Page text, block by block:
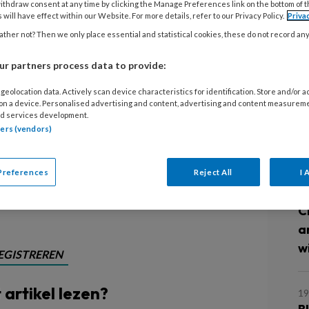
Waar moet ik nu heen met al mijn
mijn grote en kleine irritaties
losgaan op onderwerpen
ben, ongezouten mijn mening
Ik moet iets doen met alles
de onderwerpen die mij blijven
of grootse plannen.
lezen?
4
consent at any time by clicking the Manage Preferences link on the bottom of
will have effect within our Website. For more details, refer to our Privacy Policy.
not? Then we only place essential and statistical cookies, these do not record
partners process data to provide:
data. Actively scan device characteristics for identification. Store and/or
a device. Personalised advertising and content, advertising and content
services development.
(vendors)
Reject All I